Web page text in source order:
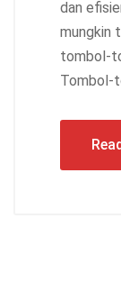
dan
mungkin
tombol-
Tombol-